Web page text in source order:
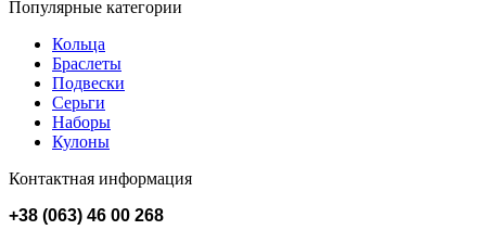
Популярные категории
Кольца
Браслеты
Подвески
Серьги
Наборы
Кулоны
Контактная информация
+38 (063) 46 00 268